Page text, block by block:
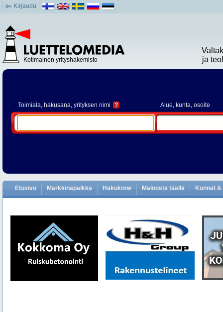
Kirjaudu
Kotimainen yrityshakemisto
ja
Toimiala, hakusana, yrityksen nimi ? Alue, kunta, osoite
Etusivu Markkinapaikka Hakukone Mainosta täällä Kunnat